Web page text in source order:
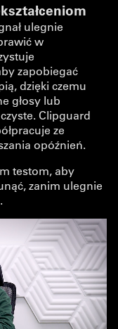
ulegnie
w
zapobiegać
dzięki czemu
głosy lub
Clipguard
ze
opóźnień.
testom, aby
zanim ulegnie